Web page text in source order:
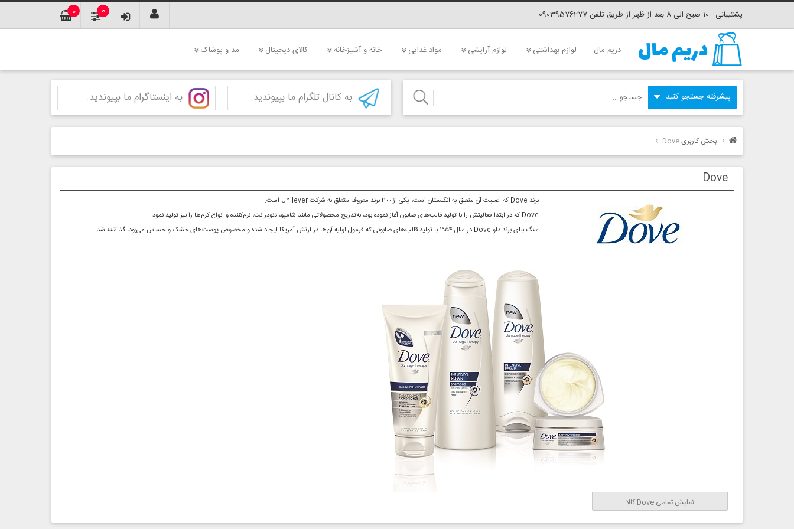
پشتیبانی : 10 صبح الی 8 بعد از ظهر از طریق تلفن 09039576277 0 0
دریم مال لوازم بهداشتی لوازم آرایشی مواد غذایی خانه و آشپزخانه کالای دیجیتال مد و پوشاک
به کانال تلگرام ما بپیوندید. به اینستاگرام ما بپیوندید.
بخش کاربریDove
Dove
برند Dove که اصلیت آن متعلق به انگلستان است، یکی از ۴۰۰ برند معروف متعلق به شرکت Unilever است.
Dove که در ابتدا فعالیتش را با تولید قالب‌های صابون آغاز نموده بود، به‌تدریج محصولاتی مانند شامپو، دئودرانت، نرم‌کننده و انواع کرم‌ها را نیز تولید نمود.
سنگ بنای برند داو Dove در سال ۱۹۵۴ با تولید قالب‌های صابونی که فرمول اولیه آن‌ها در ارتش آمریکا ایجاد شده و مخصوص پوست‌های خشک و حساس می‌بود، گذاشته شد.
نمایش تمامی Dove کالا